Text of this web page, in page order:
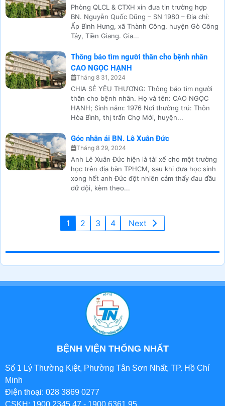
Phòng QLCL & CTXH xin đưa tin trường hợp
BN. Nguyễn Quốc Dũng – SN 1980 – Địa chỉ:
Ấp Bình Hưng, xã Thành Công, huyện Gò Công
Tây, Tiền Giang. Gia...
Thông báo tìm người thân cho bệnh nhân
CAO NGỌC HẠNH
Tháng 8 31, 2024
CHIA SẺ YÊU THƯƠNG: Thông báo tìm người
thân cho bệnh nhân. Họ và tên: CAO NGỌC
HẠNH; Sinh năm: 1976 Nơi thường trú: Thôn
Hòa Bình, thị trấn Chợ Mới, huyện...
Góc nhân ái BN. Lê Xuân Đức
Tháng 8 29, 2024
Anh Lê Xuân Đức hiện là tài xế cho một trường
học trên địa bàn TPHCM, sau khi đưa học sinh
xong hết anh Đức đột nhiên cảm thấy đau đầu
dữ dội, kèm theo...
1 2 3 4 Next
BỆNH VIỆN THỐNG NHẤT
Số 1 Lý Thường Kiệt, Phường Tân Sơn Nhất, TP. Hồ Chí
Minh
Điện thoại: 028 3869 0277
CSKH: 1900 2345 47 - 1900 6361 95